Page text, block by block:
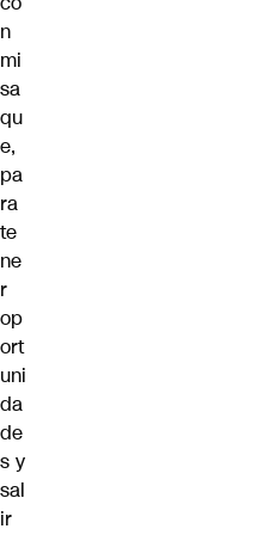
n
mi
sa
qu
e,
pa
ra
te
ne
r
op
ort
uni
da
de
s y
sal
ir